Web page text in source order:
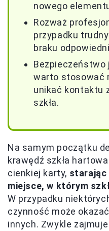
nowego
Rozważ
przypadku
braku
Bezpieczeństwo
warto stosować
unikać kontaktu
szkła.
Na samym początku
krawędź szkła
cienkiej karty, starając
miejsce, w którym
W przypadku
czynność może
innych. Zwykle